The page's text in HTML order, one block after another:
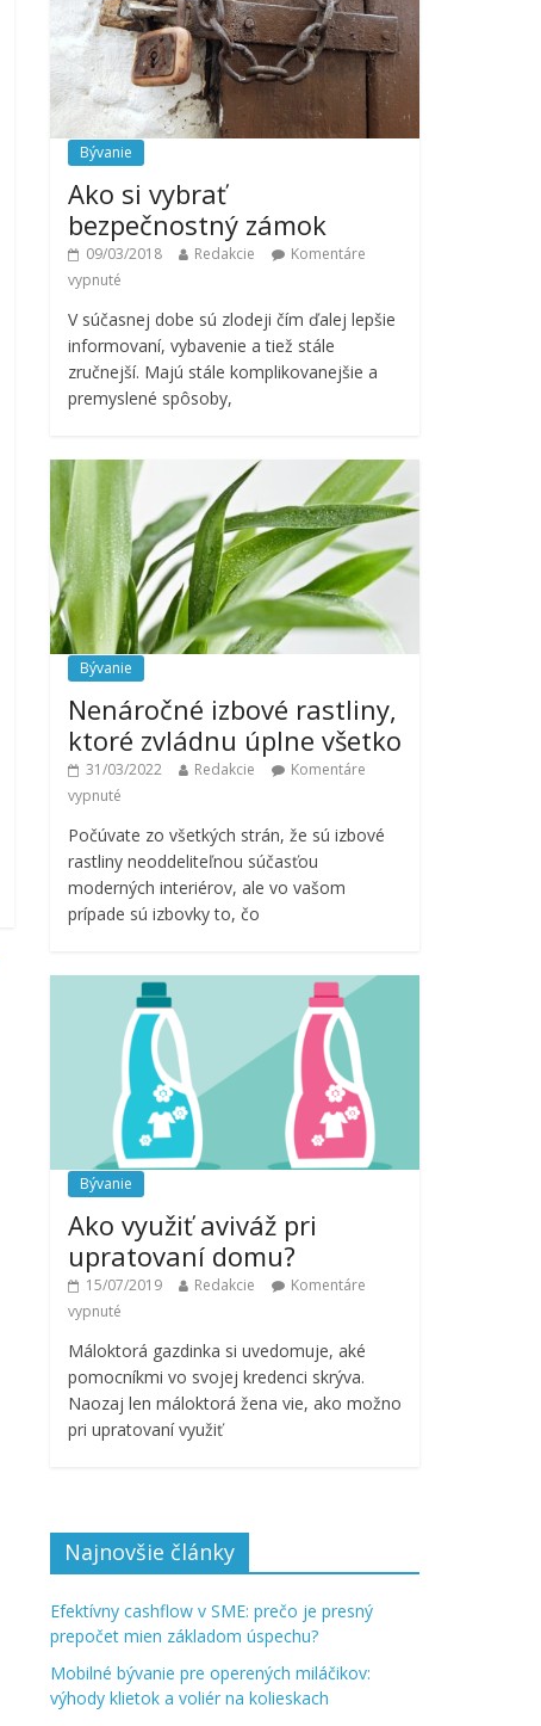
Bývanie
Ako si vybrať
bezpečnostný zámok
09/03/2018 Redakcie
Komentáre
vypnuté
V súčasnej dobe sú zlodeji čím ďalej lepšie
informovaní, vybavenie a tiež stále
zručnejší. Majú stále komplikovanejšie a
premyslené spôsoby,
Bývanie
Nenáročné izbové rastliny,
ktoré zvládnu úplne všetko
31/03/2022 Redakcie
Komentáre
vypnuté
Počúvate zo všetkých strán, že sú izbové
rastliny neoddeliteľnou súčasťou
moderných interiérov, ale vo vašom
prípade sú izbovky to, čo
Bývanie
Ako využiť aviváž pri
upratovaní domu?
15/07/2019 Redakcie
Komentáre
vypnuté
Máloktorá gazdinka si uvedomuje, aké
pomocníkmi vo svojej kredenci skrýva.
Naozaj len máloktorá žena vie, ako možno
pri upratovaní využiť
Najnovšie články
Efektívny cashflow v SME: prečo je presný
prepočet mien základom úspechu?
Mobilné bývanie pre operených miláčikov:
výhody klietok a voliér na kolieskach